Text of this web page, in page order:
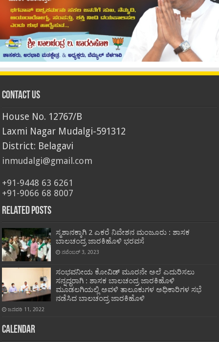
Contact Us
House No. 12767/B
Laxmi Nagar Mudalgi-591312
District: Belagavi
inmudalgi@gmail.com
+91-9448 63 6261
+91-9066 68 8007
Related Posts
ಸ್ಮಶಾನಕ್ಕಾಗಿ 2 ಎಕರೆ ನಿವೇಶನ ಮಂಜೂರು : ಶಾಸಕ
ಬಾಲಚಂದ್ರ ಜಾರಕಿಹೊಳಿ ಭರವಸೆ
ನವೆಂಬರ್ 3, 2023
ಸಂಭವನೀಯ ಕೋವಿಡ್ ಮೂರನೇ ಅಲೆ ಎದುರಿಸಲು
ಸನ್ನದ್ಧರಾಗಿ : ಶಾಸಕ ಬಾಲಚಂದ್ರ ಜಾರಕಿಹೊಳಿ
ಮೂಡಲಗಿಯಲ್ಲಿ ಅವಳಿ ತಾಲೂಕುಗಳ ಅಧಿಕಾರಿಗಳ ಸಭೆ
ನಡೆಸಿದ ಬಾಲಚಂದ್ರ ಜಾರಕಿಹೊಳಿ
ಜನವರಿ 11, 2022
Calendar